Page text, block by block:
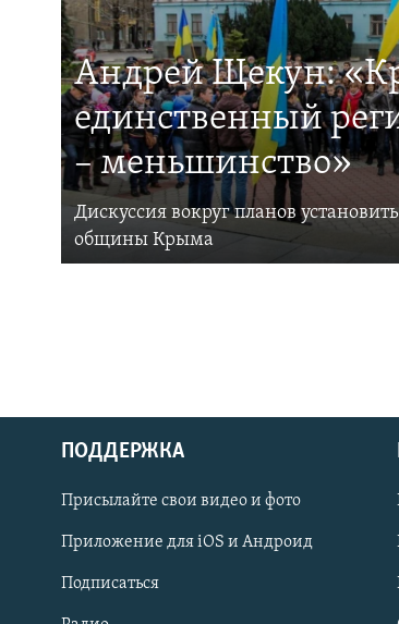
Українською
Qırımtatar
ПРИСОЕДИНЯЙТЕСЬ!
Андрей Щекун:
единственный
– меньшинство»
Дискуссия вокруг планов
общины Крыма
ПОДДЕРЖКА
Присылайте свои видео и фото
Приложение для iOS и Андроид
Подписаться